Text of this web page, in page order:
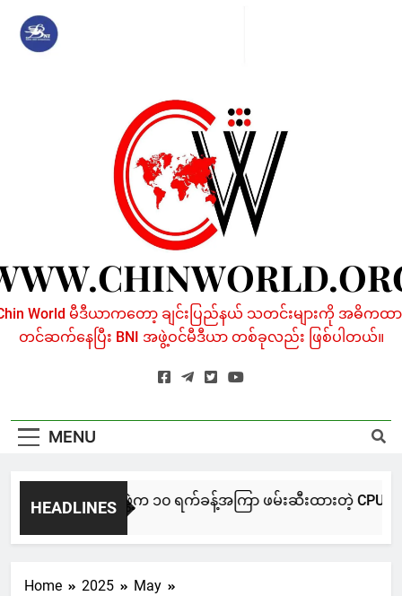
content
World မီဒီယာကတော့ ချင်းပြည်နယ် သတင်းများကို အဓိကထာ
တင်ဆက်နေပြီး BNI အဖွဲ့ဝင်မီဒီယာ တစ်ခုလည်း ဖြစ်ပါတယ်။
MENU
HEADLINES
NUG မကွေးအဖွဲ့က ၁၀ ရက်ခန့်အကြာ ဖမ်းဆီးထားတဲ့ CPU
7 Hours Ago
Home 2025
May